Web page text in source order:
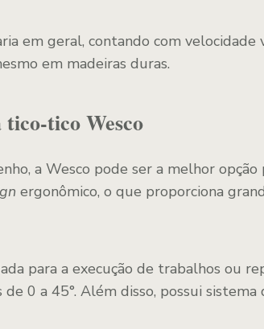
em geral, contando com velocidade
em madeiras duras.
tico Wesco
a Wesco pode ser a melhor opção
ergonômico, o que proporciona
para a execução de trabalhos ou
0 a 45°. Além disso, possui sistema